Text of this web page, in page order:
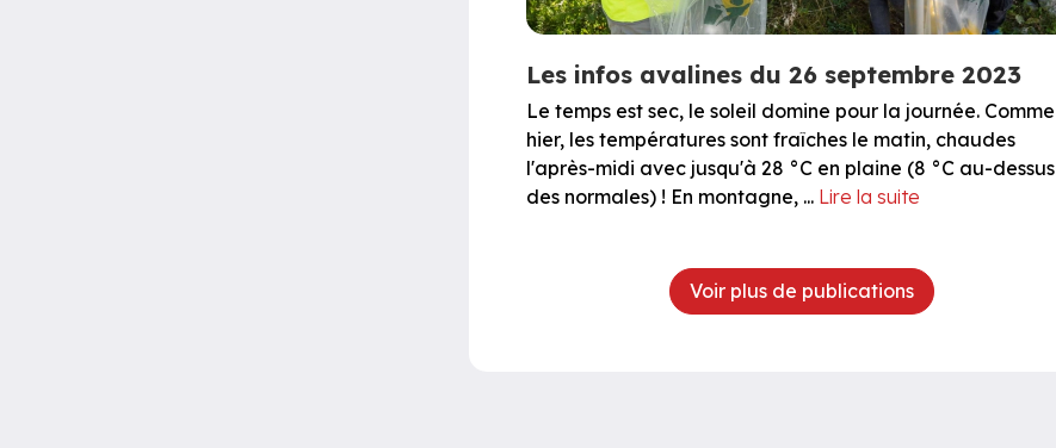
Les infos avalines du 26 septembre 2023
Le temps est sec, le soleil domine pour la journée. Comme
hier, les températures sont fraîches le matin, chaudes
l'après-midi avec jusqu'à 28 °C en plaine (8 °C au-dessus
des normales) ! En montagne, ... Lire la suite
Voir plus de publications